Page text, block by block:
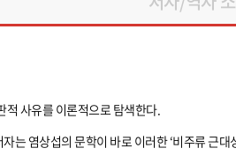
적 사유를 이론적으로 탐색한다.
염상섭의 문학이 바로 이러한 ‘비주류 근대